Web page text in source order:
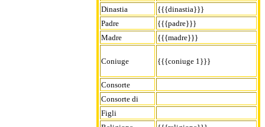
Dinastia
{{{dinastia}}}
Padre
{{{padre}}}
Madre
{{{madre}}}
Coniuge {{{coniuge 1}}}
Consorte
Consorte di
Figli